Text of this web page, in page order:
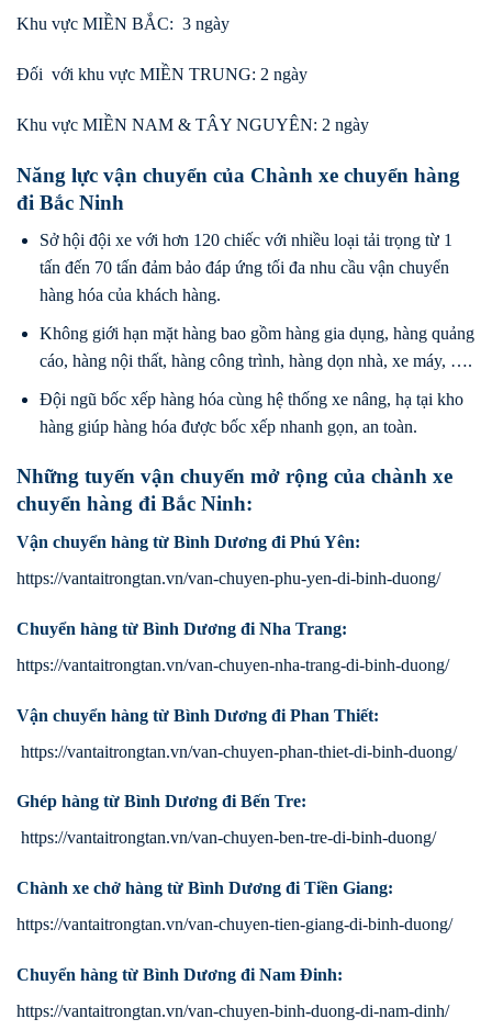
Khu vực MIỀN BẮC: 3 ngày
Đối với khu vực MIỀN TRUNG: 2 ngày
Khu vực MIỀN NAM & TÂY NGUYÊN: 2 ngày
Năng lực vận chuyển của Chành xe chuyển hàng
đi Bắc Ninh
Sở hội đội xe với hơn 120 chiếc với nhiều loại tải trọng từ 1
tấn đến 70 tấn đảm bảo đáp ứng tối đa nhu cầu vận chuyển
hàng hóa của khách hàng.
Không giới hạn mặt hàng bao gồm hàng gia dụng, hàng quảng
cáo, hàng nội thất, hàng công trình, hàng dọn nhà, xe máy, ….
Đội ngũ bốc xếp hàng hóa cùng hệ thống xe nâng, hạ tại kho
hàng giúp hàng hóa được bốc xếp nhanh gọn, an toàn.
Những tuyến vận chuyển mở rộng của chành xe
chuyển hàng đi Bắc Ninh:
Vận chuyển hàng từ Bình Dương đi Phú Yên:
https://vantaitrongtan.vn/van-chuyen-phu-yen-di-binh-duong/
Chuyển hàng từ Bình Dương đi Nha Trang:
https://vantaitrongtan.vn/van-chuyen-nha-trang-di-binh-duong/
Vận chuyển hàng từ Bình Dương đi Phan Thiết:
https://vantaitrongtan.vn/van-chuyen-phan-thiet-di-binh-duong/
Ghép hàng từ Bình Dương đi Bến Tre:
https://vantaitrongtan.vn/van-chuyen-ben-tre-di-binh-duong/
Chành xe chở hàng từ Bình Dương đi Tiền Giang:
https://vantaitrongtan.vn/van-chuyen-tien-giang-di-binh-duong/
Chuyển hàng từ Bình Dương đi Nam Đinh:
https://vantaitrongtan.vn/van-chuyen-binh-duong-di-nam-dinh/